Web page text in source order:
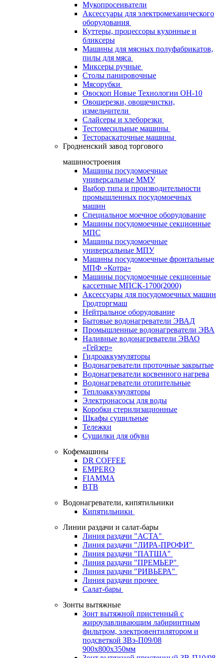
Мукопросеиватели
Аксессуары для электромеханического
оборудования
Куттеры, процессоры кухонные и
бликсеры
Машины для мясных полуфабрикатов,
пилы для мяса
Миксеры ручные
Столы панировочные
Мясорубки
Овоскоп Новые Технологии ОН-10
Овощерезки, овощечистки,
измельчители
Слайсеры и хлеборезки
Тестомесильные машины
Тестораскаточные машины
Гродненский завод торгового
машиностроения
Машины посудомоечные
универсальные ММУ
Выбор типа и производительности
промышленных посудомоечных
машин
Специальное моечное оборудование
Машины посудомоечные секционные
МПС
Машины посудомоечные
универсальные МПУ
Машины посудомоечные фронтальные
МПФ «Котра»
Машины посудомоечные секционные
кассетные МПСК-1700(2000)
Аксессуары для посудомоечных машин
Гродторгмаш
Нейтральное оборудование
Бытовые водонагреватели ЭВАД
Промышленные водонагреватели ЭВА
Наливные водонагреватели ЭВАО
«Гейзер»
Гидроаккумуляторы
Водонагреватели проточные закрытые
Водонагреватели косвенного нагрева
Водонагреватели отопительные
Теплоаккумуляторы
Электронасосы для воды
Коробки стерилизационные
Шкафы сушильные
Тележки
Сушилки для обуви
Кофемашины
DR COFFEE
EMPERO
FIAMMA
BTB
Водонагреватели, кипятильники
Кипятильники
Линии раздачи и салат-бары
Линия раздачи "АСТА"
Линия раздачи "ЛИРА-ПРОФИ"
Линия раздачи "ПАТША"
Линия раздачи "ПРЕМЬЕР"
Линия раздачи "РИВЬЕРА"
Линия раздачи прочее
Салат-бары
Зонты вытяжные
Зонт вытяжной пристенный с
жироулавливающим лабиринтным
фильтром, электровентилятором и
подсветкой ЗВэ-П09/08
900х800х350мм